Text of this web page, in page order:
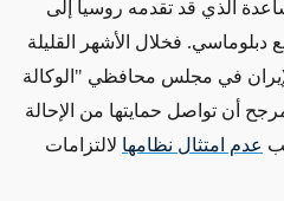
الذي قد تقدمه روسيا إلى
دبلوماسي. فخلال الأشهر القليلة
في مجلس محافظي "الوكالة
أن تواصل حمايتها من الإحالة
عدم امتثال نظامها لالتزامات